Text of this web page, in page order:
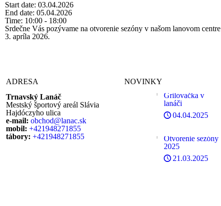
Start date: 03.04.2026
End date: 05.04.2026
Time: 10:00 - 18:00
Srdečne Vás pozývame na otvorenie sezóny v našom lanovom
3. apríla 2026.
ADRESA
Trnavský Lanáč
Mestský športový areál Slávia
Hajdóczyho ulica
e-mail: obchod@lanac.sk
mobil: +421948271855
tábory: +421948271855
NOVINKY
Grilovačka v
lanáči
04.04.2025
Otvorenie sezóny
2025
21.03.2025